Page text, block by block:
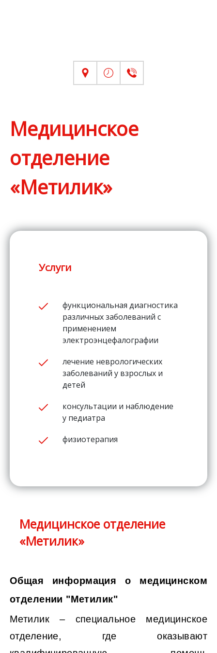
Медицинское
отделение
«Метилик»
Услуги
функциональная диагностика
различных заболеваний с
применением
электроэнцефалографии
лечение неврологических
заболеваний у взрослых и
детей
консультации и наблюдение
у педиатра
физиотерапия
Медицинское отделение
«Метилик»
Общая информация о медицинском
отделении "Метилик"
Метилик – специальное медицинское
отделение, где оказывают